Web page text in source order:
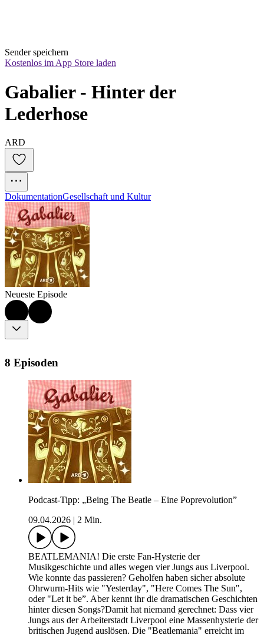
Sender speichern
Kostenlos im App Store laden
Gabalier - Hinter der
Lederhose
ARD
DokumentationGesellschaft und Kultur
Neueste Episode
8 Episoden
Podcast-Tipp: „Being The Beatle – Eine Poprevolution”
09.04.2026
2 Min.
BEATLEMANIA! Die erste Fan-Hysterie der
Musikgeschichte und alles wegen vier Jungs aus Liverpool.
Wie konnte das passieren? Geholfen haben sicher absolute
Ohrwurm-Hits wie "Yesterday", "Here Comes The Sun",
oder "Let it be”. Aber kennt ihr die dramatischen Geschichten
hinter diesen Songs?Damit hat niemand gerechnet: Dass vier
Jungs aus der Arbeiterstadt Liverpool eine Massenhysterie der
britischen Jugend auslösen. Die "Beatlemania" erreicht im